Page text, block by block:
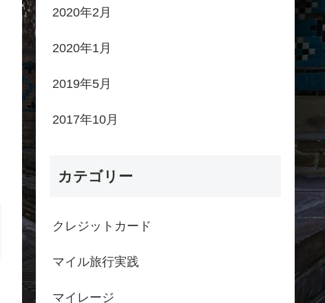
2020年2月
2020年1月
2019年5月
2017年10月
カテゴリー
クレジットカード
マイル旅行実践
マイレージ